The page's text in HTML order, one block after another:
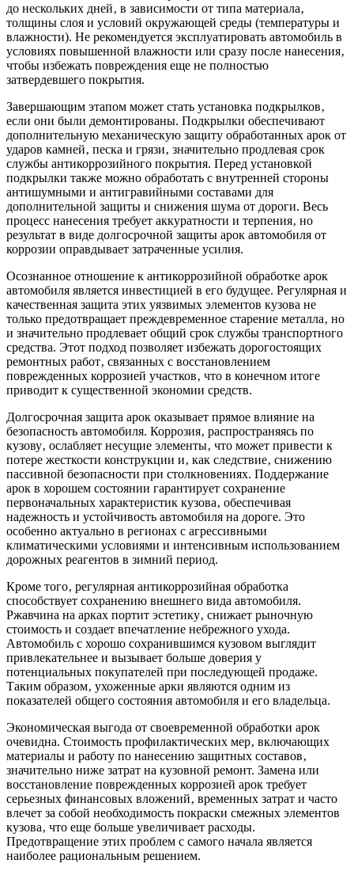
до нескольких дней‚ в зависимости от типа материала‚
толщины слоя и условий окружающей среды (температуры и
влажности). Не рекомендуется эксплуатировать автомобиль в
условиях повышенной влажности или сразу после нанесения‚
чтобы избежать повреждения еще не полностью
затвердевшего покрытия.
Завершающим этапом может стать установка подкрылков‚
если они были демонтированы. Подкрылки обеспечивают
дополнительную механическую защиту обработанных арок от
ударов камней‚ песка и грязи‚ значительно продлевая срок
службы антикоррозийного покрытия. Перед установкой
подкрылки также можно обработать с внутренней стороны
антишумными и антигравийными составами для
дополнительной защиты и снижения шума от дороги. Весь
процесс нанесения требует аккуратности и терпения‚ но
результат в виде долгосрочной защиты арок автомобиля от
коррозии оправдывает затраченные усилия.
Осознанное отношение к антикоррозийной обработке арок
автомобиля является инвестицией в его будущее. Регулярная и
качественная защита этих уязвимых элементов кузова не
только предотвращает преждевременное старение металла‚ но
и значительно продлевает общий срок службы транспортного
средства. Этот подход позволяет избежать дорогостоящих
ремонтных работ‚ связанных с восстановлением
поврежденных коррозией участков‚ что в конечном итоге
приводит к существенной экономии средств.
Долгосрочная защита арок оказывает прямое влияние на
безопасность автомобиля. Коррозия‚ распространяясь по
кузову‚ ослабляет несущие элементы‚ что может привести к
потере жесткости конструкции и‚ как следствие‚ снижению
пассивной безопасности при столкновениях. Поддержание
арок в хорошем состоянии гарантирует сохранение
первоначальных характеристик кузова‚ обеспечивая
надежность и устойчивость автомобиля на дороге. Это
особенно актуально в регионах с агрессивными
климатическими условиями и интенсивным использованием
дорожных реагентов в зимний период.
Кроме того‚ регулярная антикоррозийная обработка
способствует сохранению внешнего вида автомобиля.
Ржавчина на арках портит эстетику‚ снижает рыночную
стоимость и создает впечатление небрежного ухода.
Автомобиль с хорошо сохранившимся кузовом выглядит
привлекательнее и вызывает больше доверия у
потенциальных покупателей при последующей продаже.
Таким образом‚ ухоженные арки являются одним из
показателей общего состояния автомобиля и его владельца.
Экономическая выгода от своевременной обработки арок
очевидна. Стоимость профилактических мер‚ включающих
материалы и работу по нанесению защитных составов‚
значительно ниже затрат на кузовной ремонт. Замена или
восстановление поврежденных коррозией арок требует
серьезных финансовых вложений‚ временных затрат и часто
влечет за собой необходимость покраски смежных элементов
кузова‚ что еще больше увеличивает расходы.
Предотвращение этих проблем с самого начала является
наиболее рациональным решением.